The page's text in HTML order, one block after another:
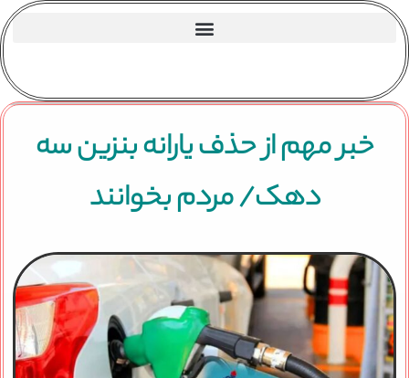
خبر مهم از حذف یارانه بنزین سه
دهک/ مردم بخوانند